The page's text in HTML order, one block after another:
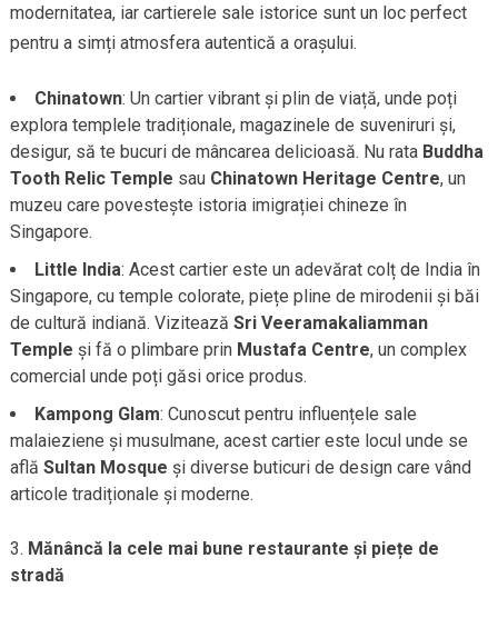
modernitatea, iar cartierele sale istorice sunt un loc perfect
pentru a simți atmosfera autentică a orașului.
Chinatown: Un cartier vibrant și plin de viață, unde poți
explora templele tradiționale, magazinele de suveniruri și,
desigur, să te bucuri de mâncarea delicioasă. Nu rata Buddha
Tooth Relic Temple sau Chinatown Heritage Centre, un
muzeu care povestește istoria imigrației chineze în
Singapore.
Little India: Acest cartier este un adevărat colț de India în
Singapore, cu temple colorate, piețe pline de mirodenii și băi
de cultură indiană. Vizitează Sri Veeramakaliamman
Temple și fă o plimbare prin Mustafa Centre, un complex
comercial unde poți găsi orice produs.
Kampong Glam: Cunoscut pentru influențele sale
malaieziene și musulmane, acest cartier este locul unde se
află Sultan Mosque și diverse buticuri de design care vând
articole tradiționale și moderne.
Mănâncă la cele mai bune restaurante și piețe de
stradă